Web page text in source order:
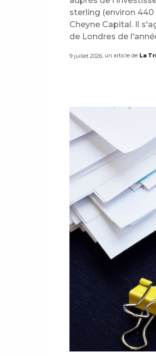
sterling (environ
Cheyne Capital. Il
de Londres de
9 juillet 2026, un article de La